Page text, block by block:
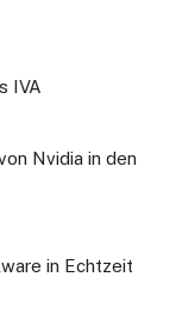
IVA
Nvidia in den
in Echtzeit